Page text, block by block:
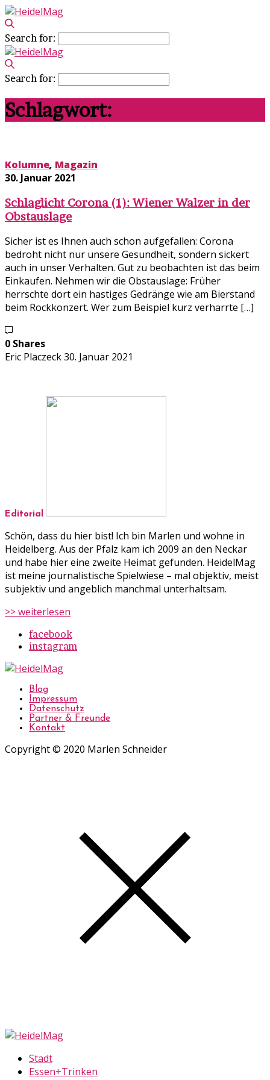
Search for:
Search for:
Schlagwort:
Kolumne, Magazin
30. Januar 2021
Schlaglicht Corona (1): Wiener Walzer in der
Obstauslage
Sicher ist es Ihnen auch schon aufgefallen: Corona
bedroht nicht nur unsere Gesundheit, sondern sickert
auch in unser Verhalten. Gut zu beobachten ist das beim
Einkaufen. Nehmen wir die Obstauslage: Früher
herrschte dort ein hastiges Gedränge wie am Bierstand
beim Rockkonzert. Wer zum Beispiel kurz verharrte […]
0 Shares
Eric Placzeck30. Januar 2021
Editorial
Schön, dass du hier bist! Ich bin Marlen und wohne in
Heidelberg. Aus der Pfalz kam ich 2009 an den Neckar
und habe hier eine zweite Heimat gefunden. HeidelMag
ist meine journalistische Spielwiese – mal objektiv, meist
subjektiv und angeblich manchmal unterhaltsam.
>> weiterlesen
facebook
instagram
Blog
Impressum
Datenschutz
Partner & Freunde
Kontakt
Copyright © 2020 Marlen Schneider
Stadt
Essen+Trinken